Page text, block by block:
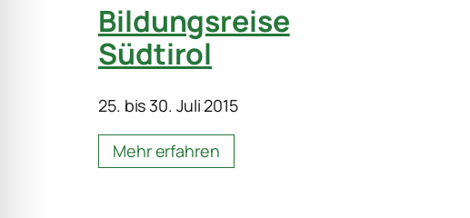
Bildungsreise
Südtirol
25. bis 30. Juli 2015
Mehr erfahren